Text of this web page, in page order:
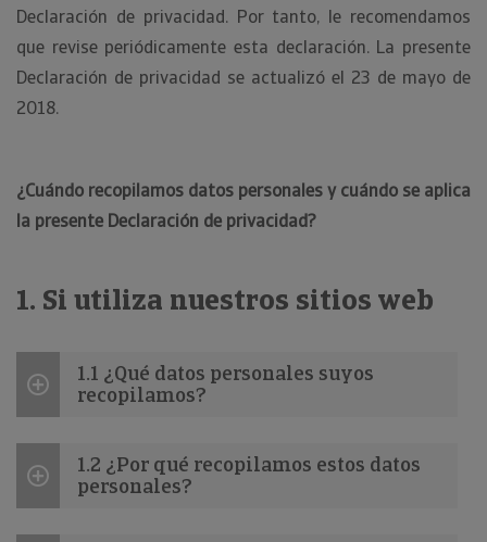
Declaración de privacidad. Por tanto, le recomendamos
que revise periódicamente esta declaración. La presente
Declaración de privacidad se actualizó el 23 de mayo de
2018.
¿Cuándo recopilamos datos personales y cuándo se aplica
la presente Declaración de privacidad?
1. Si utiliza nuestros sitios web
1.1 ¿Qué datos personales suyos
recopilamos?
1.2 ¿Por qué recopilamos estos datos
personales?